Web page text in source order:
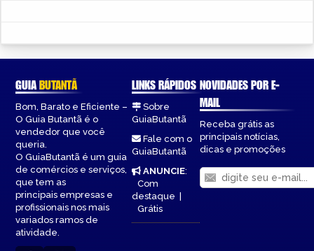
GUIABUTANTÃ
Bom, Barato e Eficiente –
O Guia Butantã é o
vendedor que você
queria.
O GuiaButantã é um guia
de comércios e serviços,
que tem as
principais empresas e
profissionais nos mais
variados ramos de
atividade.
LINKS RÁPIDOS
Sobre
GuiaButantã
Fale com o
GuiaButantã
ANUNCIE:
Com
destaque|
Grátis
NOVIDADES POR E-
MAIL
Receba grátis as
principais notícias,
dicas e promoções